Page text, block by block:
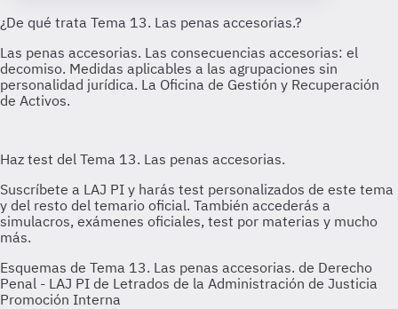
Esquemas de Tema 13. Las penas accesorias. de Derecho
Penal - LAJ PI de Letrados de la Administración de Justicia
Promoción Interna